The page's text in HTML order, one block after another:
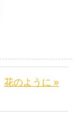
花のように »